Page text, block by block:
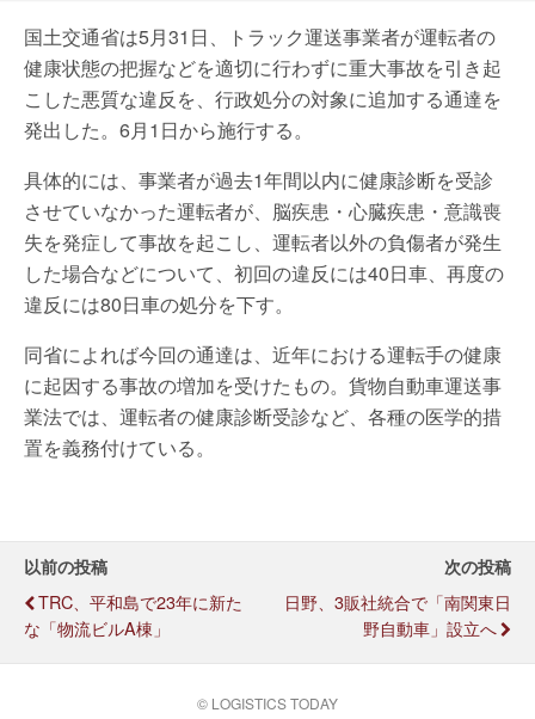
国土交通省は5月31日、トラック運送事業者が運転者の
健康状態の把握などを適切に行わずに重大事故を引き起
こした悪質な違反を、行政処分の対象に追加する通達を
発出した。6月1日から施行する。
具体的には、事業者が過去1年間以内に健康診断を受診
させていなかった運転者が、脳疾患・心臓疾患・意識喪
失を発症して事故を起こし、運転者以外の負傷者が発生
した場合などについて、初回の違反には40日車、再度の
違反には80日車の処分を下す。
同省によれば今回の通達は、近年における運転手の健康
に起因する事故の増加を受けたもの。貨物自動車運送事
業法では、運転者の健康診断受診など、各種の医学的措
置を義務付けている。
以前の投稿
TRC、平和島で23年に新た
な「物流ビルA棟」
次の投稿
日野、3販社統合で「南関東日
野自動車」設立へ
© LOGISTICS TODAY